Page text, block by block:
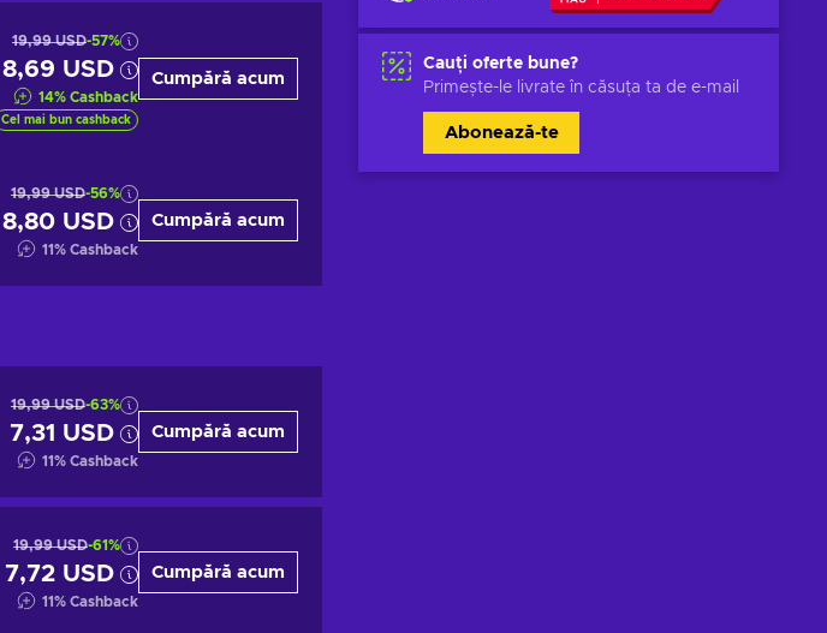
Cauți oferte bune?
Primește-le livrate în căsuța ta de e-mail
Abonează-te
19,99 USD-57%
8,69 USD
14% Cashback
Cel mai bun cashback
Cumpără acum
19,99 USD-56%
8,80 USD
11% Cashback
Cumpără acum
19,99 USD-63%
7,31 USD
11% Cashback
Cumpără acum
19,99 USD-61%
7,72 USD
11% Cashback
Cumpără acum